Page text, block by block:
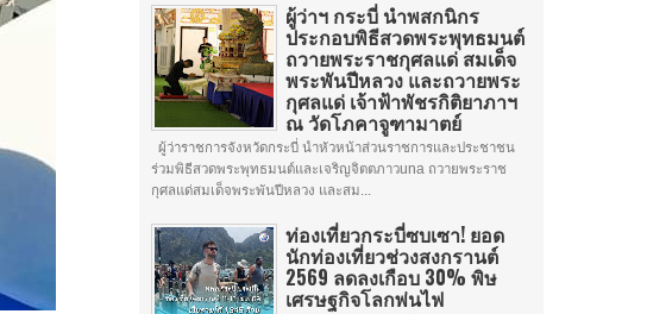
ผู้ว่าฯ กระบี่ นำพสกนิกร
ประกอบพิธีสวดพระพุทธมนต์
ถวายพระราชกุศลแด่ สมเด็จ
พระพันปีหลวง และถวายพระ
กุศลแด่ เจ้าฟ้าพัชรกิติยาภาฯ
ณ วัดโภคาจูฑามาตย์
ผู้ว่าราชการจังหวัดกระบี่ นำหัวหน้าส่วนราชการและประชาชน
ร่วมพิธีสวดพระพุทธมนต์และเจริญจิตตภาวuna ถวายพระราช
กุศลแด่สมเด็จพระพันปีหลวง และสม...
ท่องเที่ยวกระบี่ซบเซา! ยอด
นักท่องเที่ยวช่วงสงกรานต์
2569 ลดลงเกือบ 30% พิษ
เศรษฐกิจโลกพ่นไฟ